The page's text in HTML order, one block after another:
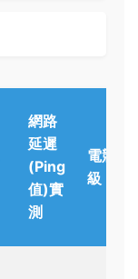
網路
延遲
(Ping
值)實
測
電競椅
級